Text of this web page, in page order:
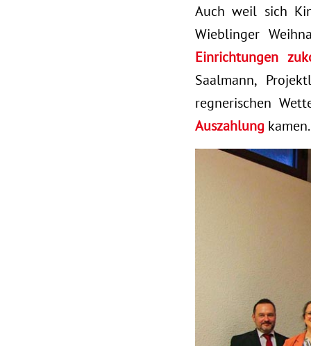
Auch weil sich
Wieblinger
Einrichtungen
Saalmann,
regnerischen
Auszahlung kamen.